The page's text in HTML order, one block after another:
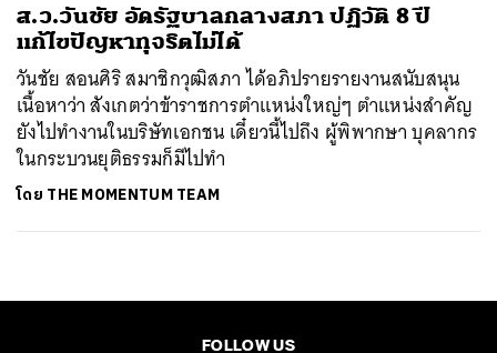
ส.ว.วันชัย อัดรัฐบาลกลางสภา ปฏิวัติ 8 ปี
แก้ไขปัญหาทุจริตไม่ได้
วันชัย สอนศิริ สมาชิกวุฒิสภา ได้อภิปรายรายงานสนับสนุน
เนื้อหาว่า สังเกตว่าข้าราชการตำแหน่งใหญ่ๆ ตำแหน่งสำคัญ
ยังไปทำงานในบริษัทเอกชน เดี๋ยวนี้ไปถึง ผู้พิพากษา บุคลากร
ในกระบวนยุติธรรมก็มีไปทำ
โดย THE MOMENTUM TEAM
FOLLOW US